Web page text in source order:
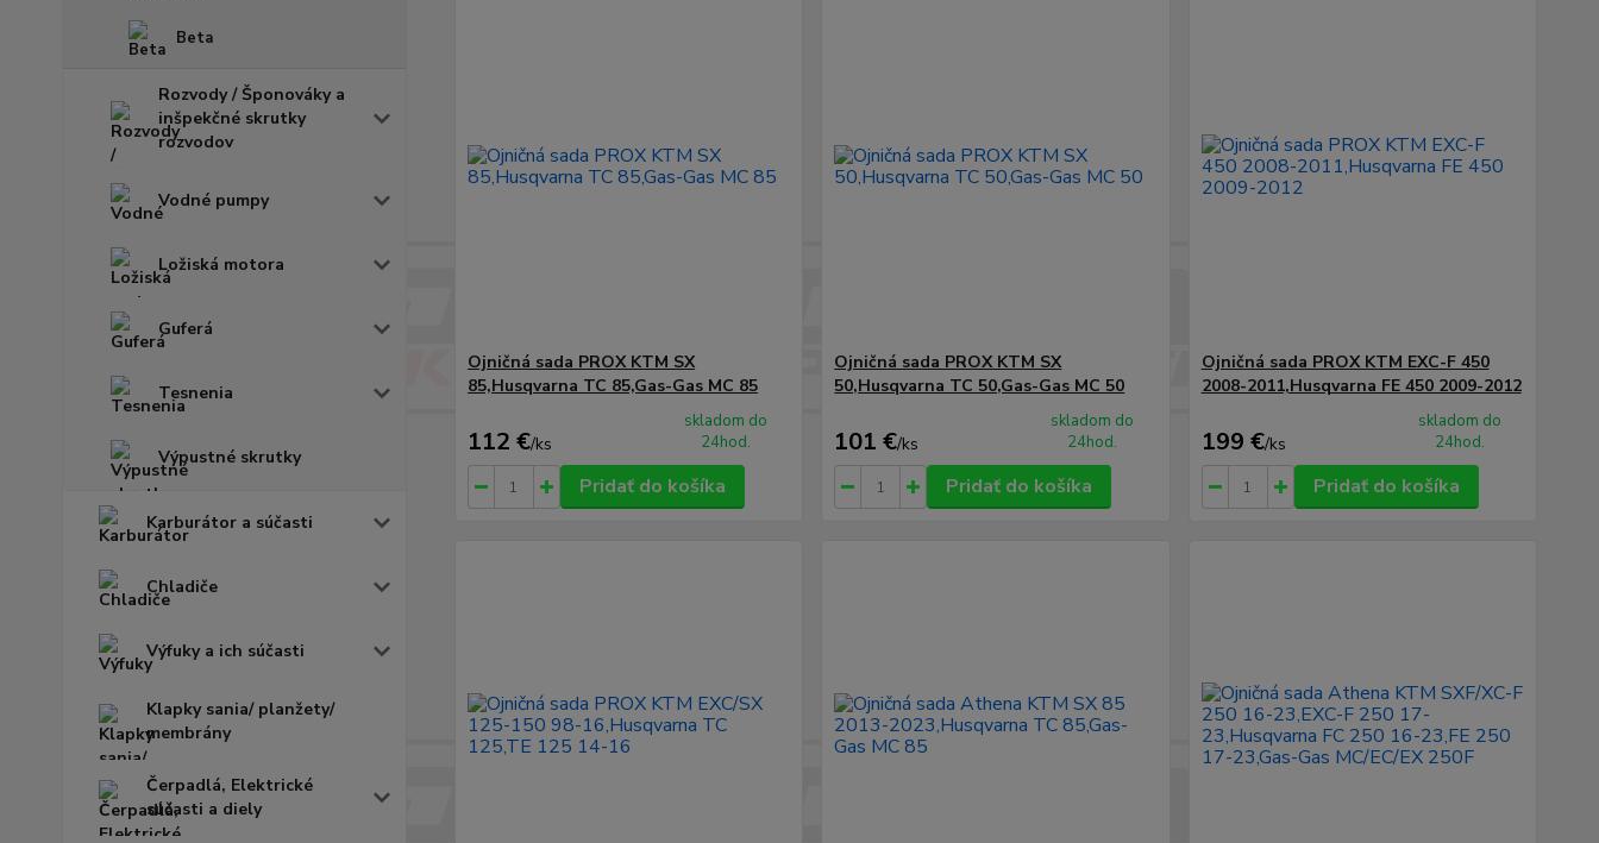
Beta
Rozvody / Šponováky a
inšpekčné skrutky
rozvodov
Vodné pumpy
Ložiská motora
Guferá
Tesnenia
Výpustné skrutky
Karburátor a súčasti
Chladiče
Výfuky a ich súčasti
Klapky sania/ planžety/
membrány
Čerpadlá, Elektrické
súčasti a diely
Ojničná sada PROX KTM SX
85,Husqvarna TC 85,Gas-Gas MC 85
112 €/ks
skladom do
24hod.
Pridať do košíka
Ojničná sada PROX KTM SX
50,Husqvarna TC 50,Gas-Gas MC 50
101 €/ks
skladom do
24hod.
Pridať do košíka
Ojničná sada PROX KTM EXC-F 450
2008-2011,Husqvarna FE 450 2009-2012
199 €/ks
skladom do
24hod.
Pridať do košíka